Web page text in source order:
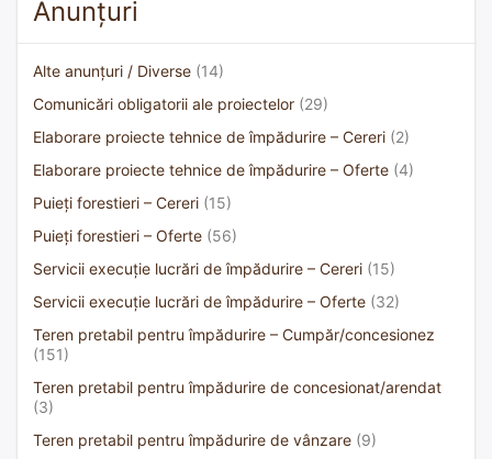
Anunțuri
Alte anunțuri / Diverse (14)
Comunicări obligatorii ale proiectelor (29)
Elaborare proiecte tehnice de împădurire – Cereri (2)
Elaborare proiecte tehnice de împădurire – Oferte (4)
Puieți forestieri – Cereri (15)
Puieți forestieri – Oferte (56)
Servicii execuție lucrări de împădurire – Cereri (15)
Servicii execuție lucrări de împădurire – Oferte (32)
Teren pretabil pentru împădurire – Cumpăr/concesionez
(151)
Teren pretabil pentru împădurire de concesionat/arendat
(3)
Teren pretabil pentru împădurire de vânzare (9)